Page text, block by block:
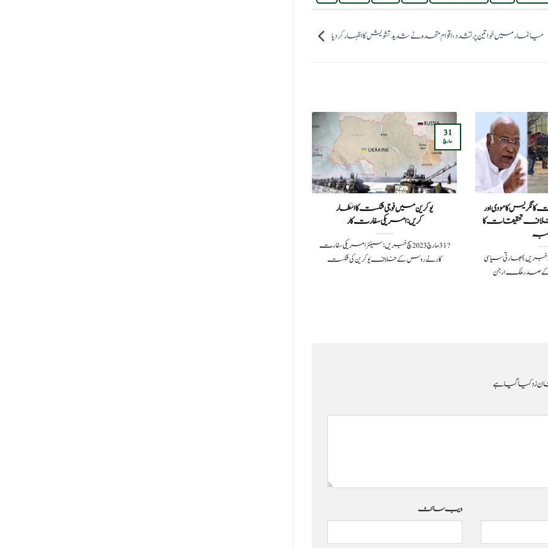
میانمار میں خواتین پر تشدد، اقوام متحدہ نے شدید تشویش کا اظہار کردیا
کا مودی اور
تحقیقات کا
آباد (سچ خبریں) بھارتی سیاسی
صدر ملک ارجن
یوکرین میں فوجی شکست کا انتظار
کریں:امریکی سفارت کار
?️ 31 مارچ 2023سچ خبریں:سینئر امریکی سفارت
کار نے روس کے خلاف یوکرین کی شکست
31
مارچ
زد کیا گیا ہے
ویب‌ سائٹ